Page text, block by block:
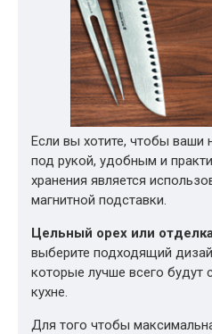
Если вы хотите, чтобы ваши
под рукой, удобным и
хранения является
магнитной подставки.
Цельный орех или
выберите подходящий
которые лучше всего будут
кухне.
Для того чтобы